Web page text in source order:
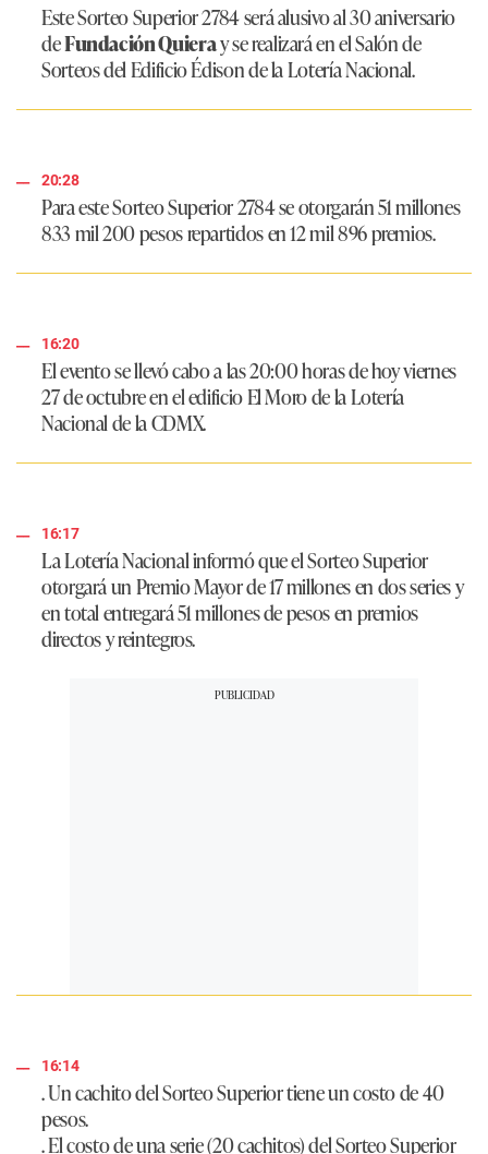
Este Sorteo Superior 2784 será alusivo al 30 aniversario
deFundación Quieray se realizará en el Salón de
Sorteos del Edificio Édison de la Lotería Nacional.
20:28
Para este Sorteo Superior 2784 se otorgarán 51 millones
833 mil 200 pesos repartidos en 12 mil 896 premios.
16:20
El evento se llevó cabo a las 20:00 horas de hoy viernes
27 de octubre en el edificio El Moro de la Lotería
Nacional de la CDMX.
16:17
La Lotería Nacional informó que el Sorteo Superior
otorgará un Premio Mayor de 17 millones en dos series y
en total entregará 51 millones de pesos en premios
directos y reintegros.
16:14
. Un cachito del Sorteo Superior tiene un costo de 40
pesos.
. El costo de una serie (20 cachitos) del Sorteo Superior